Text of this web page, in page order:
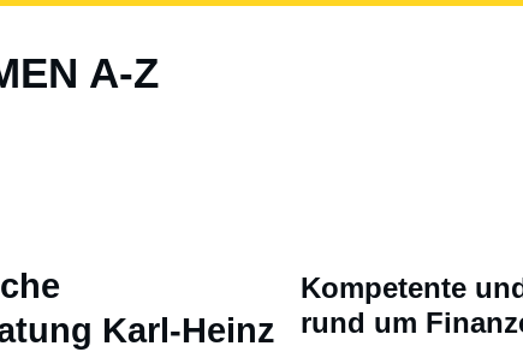
A-Z
Karl-Heinz
Kompetente
rund um